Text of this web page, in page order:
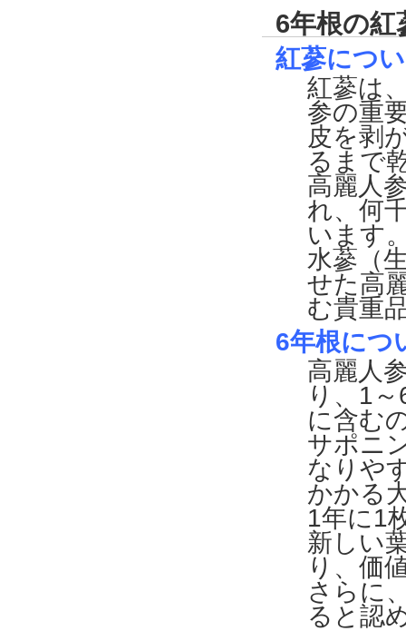
6年根の紅
紅蔘につ
紅蔘は
参の重
皮を剥
るまで
高麗人
れ、何
います
水蔘（
せた高
む貴重
6年根につ
高麗人
り、1
に含む
サポニ
なりや
かかる
1年に1
新しい
り、価
さらに
ると認